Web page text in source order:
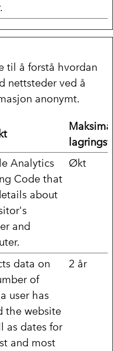
til å forstå hvordan
nettsteder ved å
anonymt.
Analytics
Code that
about
and
Økt
data on
of
user has
the website
as dates for
and most
2 år